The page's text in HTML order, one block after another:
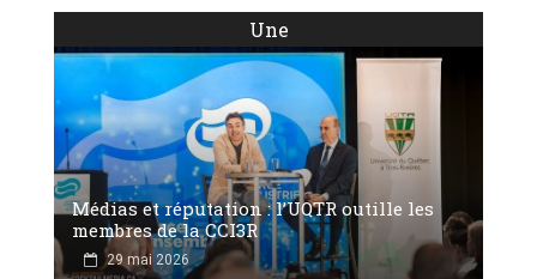
Une
Médias et réputation : l’UQTR outille les
membres de la CCI3R
29 mai 2026